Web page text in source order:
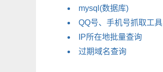
mysql(数据库)
QQ号、手机号抓取工具
IP所在地批量查询
过期域名查询